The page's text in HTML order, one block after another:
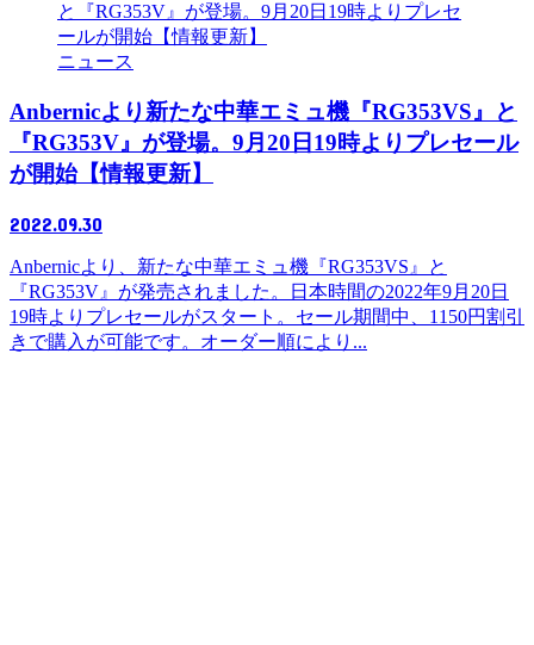
ニュース
Anbernicより新たな中華エミュ機『RG353VS』と
『RG353V』が登場。9月20日19時よりプレセール
が開始【情報更新】
2022.09.30
Anbernicより、新たな中華エミュ機『RG353VS』と
『RG353V』が発売されました。日本時間の2022年9月20日
19時よりプレセールがスタート。セール期間中、1150円割引
きで購入が可能です。オーダー順により...